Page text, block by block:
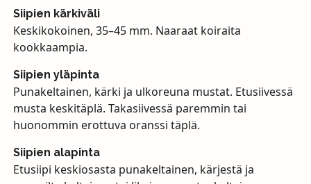
Siipien kärkiväli
Keskikokoinen, 35–45 mm. Naaraat koiraita
kookkaampia.
Siipien yläpinta
Punakeltainen, kärki ja ulkoreuna mustat. Etusiivessä
musta keskitäplä. Takasiivessä paremmin tai
huonommin erottuva oranssi täplä.
Siipien alapinta
Etusiipi keskiosasta punakeltainen, kärjestä ja